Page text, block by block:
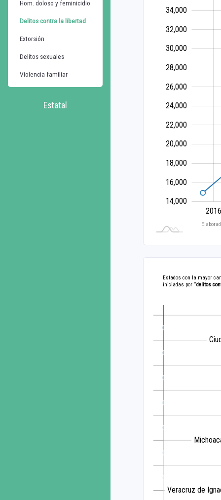
Hom. doloso y feminicidio
Delitos contra la libertad
Extorsión
Delitos sexuales
Violencia familiar
Estatal
14,000
16,000
18,000
20,000
22,000
24,000
26,000
28,000
30,000
32,000
34,000
Estados con la mayor
iniciadas por “delitos
Veracruz de